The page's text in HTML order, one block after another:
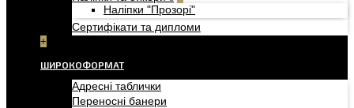
Наліпки "Прозорі"
Сертифікати та дипломи
+
ШИРОКОФОРМАТ
Адресні таблички
Переносні банери